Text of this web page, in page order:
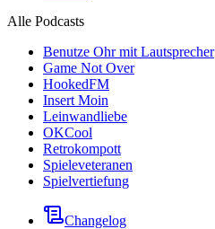
Alle Podcasts
Benutze Ohr mit Lautsprecher
Game Not Over
HookedFM
Insert Moin
Leinwandliebe
OKCool
Retrokompott
Spieleveteranen
Spielvertiefung
Changelog